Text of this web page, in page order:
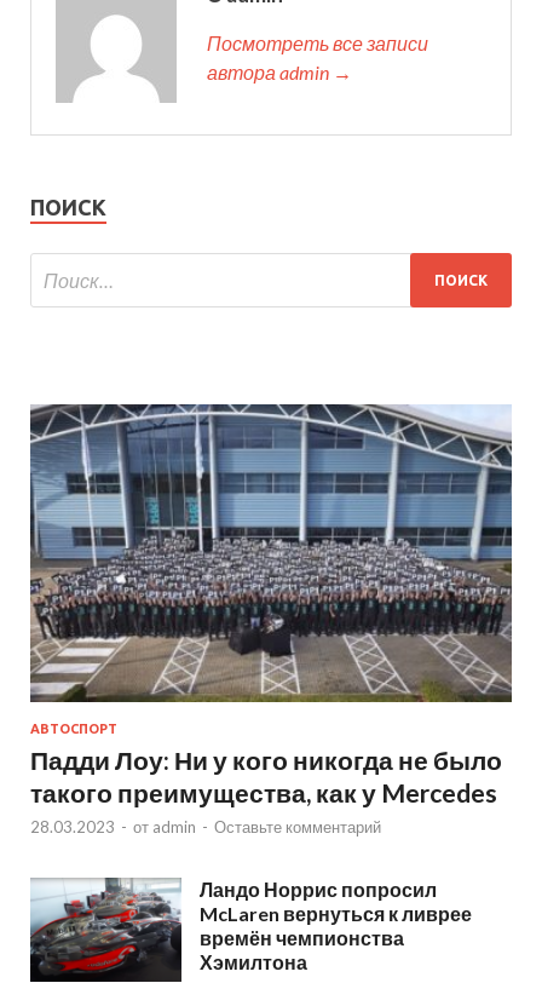
Посмотреть все записи
автора admin →
ПОИСК
АВТОСПОРТ
Падди Лоу: Ни у кого никогда не было
такого преимущества, как у Mercedes
28.03.2023 - от admin - Оставьте комментарий
Ландо Норрис попросил
McLaren вернуться к ливрее
времён чемпионства
Хэмилтона